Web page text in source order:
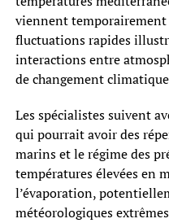
viennent temporairement
fluctuations rapides
interactions entre
de changement
Les spécialistes suivent
qui pourrait avoir des
marins et le régime des
températures élevées en
l’évaporation,
météorologiques